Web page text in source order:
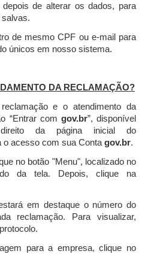
depois de alterar os dados, para
de mesmo CPF ou e-mail para
únicos em nosso sistema.
DA RECLAMAÇÃO?
e o atendimento da
“Entrar com gov.br”, disponível
da página inicial do
o acesso com sua Contagov.br.
no botão "Menu", localizado no
da tela. Depois, clique na
em destaque o número do
reclamação. Para visualizar,
para a empresa, clique no